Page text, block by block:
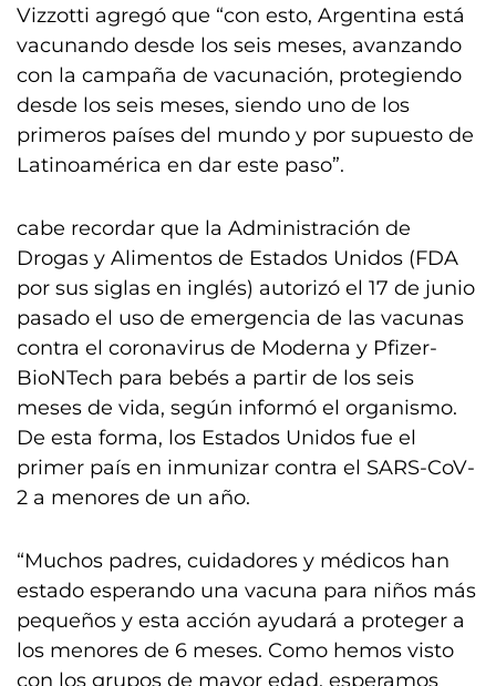
Vizzotti agregó que “con esto, Argentina está
vacunando desde los seis meses, avanzando
con la campaña de vacunación, protegiendo
desde los seis meses, siendo uno de los
primeros países del mundo y por supuesto de
Latinoamérica en dar este paso”.
cabe recordar que la Administración de
Drogas y Alimentos de Estados Unidos (FDA
por sus siglas en inglés) autorizó el 17 de junio
pasado el uso de emergencia de las vacunas
contra el coronavirus de Moderna y Pfizer-
BioNTech para bebés a partir de los seis
meses de vida, según informó el organismo.
De esta forma, los Estados Unidos fue el
primer país en inmunizar contra el SARS-CoV-
2 a menores de un año.
“Muchos padres, cuidadores y médicos han
estado esperando una vacuna para niños más
pequeños y esta acción ayudará a proteger a
los menores de 6 meses. Como hemos visto
con los grupos de mayor edad, esperamos